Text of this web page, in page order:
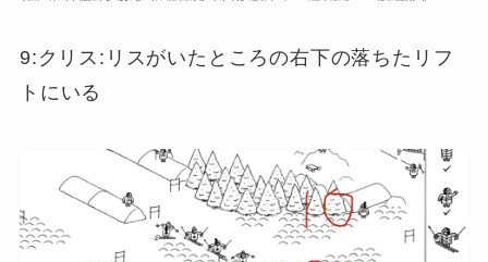
9:クリス:リスがいたところの右下の落ちたリフ
トにいる